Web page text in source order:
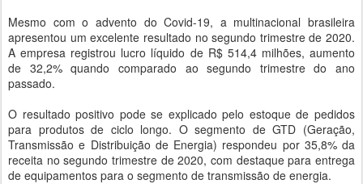
Mesmo com o advento do Covid-19, a multinacional brasileira
apresentou um excelente resultado no segundo trimestre de 2020.
A empresa registrou lucro líquido de R$ 514,4 milhões, aumento
de 32,2% quando comparado ao segundo trimestre do ano
passado.
O resultado positivo pode se explicado pelo estoque de pedidos
para produtos de ciclo longo. O segmento de GTD (Geração,
Transmissão e Distribuição de Energia) respondeu por 35,8% da
receita no segundo trimestre de 2020, com destaque para entrega
de equipamentos para o segmento de transmissão de energia.